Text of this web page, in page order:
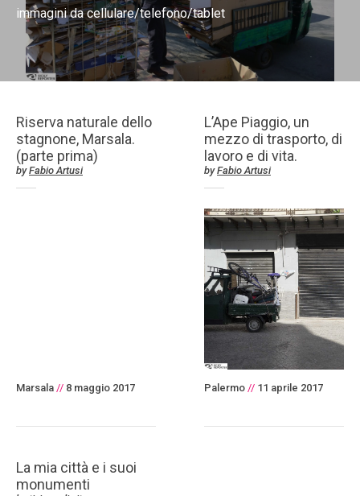
immagini da cellulare/telefono/tablet
Riserva naturale dello
stagnone, Marsala.
(parte prima)
byFabio Artusi
Marsala // 8 maggio 2017
L’Ape Piaggio, un
mezzo di trasporto, di
lavoro e di vita.
byFabio Artusi
Palermo // 11 aprile 2017
La mia città e i suoi
monumenti